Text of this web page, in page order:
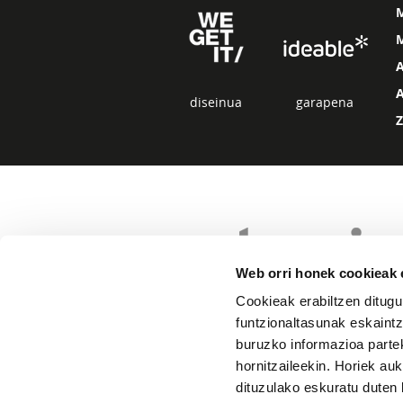
Web orri honek cookieak
Cookieak erabiltzen
funtzionaltasunak
buruzko informazioa
hornitzaileekin. Horiek
dituzulako eskuratu
diseinua garapena